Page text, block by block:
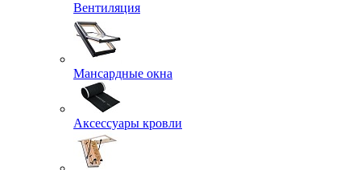
Вентиляция
Мансардные окна
Аксессуары кровли